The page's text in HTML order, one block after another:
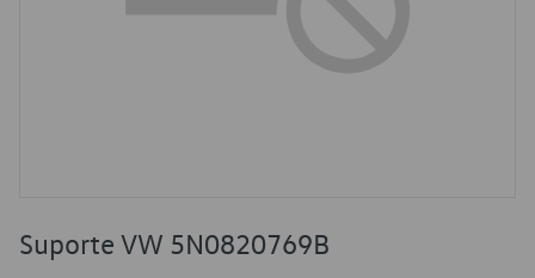
Suporte VW 5N0820769B